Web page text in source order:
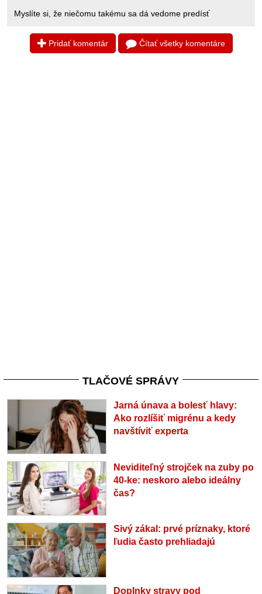
Myslíte si, že niečomu takému sa dá vedome predísť
Pridať komentár Čítať všetky komentáre
TLAČOVÉ SPRÁVY
Jarná únava a bolesť hlavy:
Ako rozlíšiť migrénu a kedy
navštíviť experta
Neviditeľný strojček na zuby po
40-ke: neskoro alebo ideálny
čas?
Sivý zákal: prvé príznaky, ktoré
ľudia často prehliadajú
Doplnky stravy pod